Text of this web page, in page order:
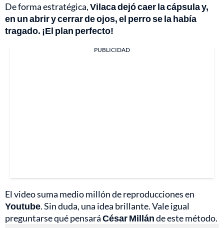
De forma estratégica,Vilaca dejó caer la cápsula y,
en un abrir y cerrar de ojos, el perro se la había
tragado. ¡El plan perfecto!
PUBLICIDAD
El video suma medio millón de reproducciones en
Youtube. Sin duda, una idea brillante. Vale igual
preguntarse qué pensaráCésar Millánde este método.